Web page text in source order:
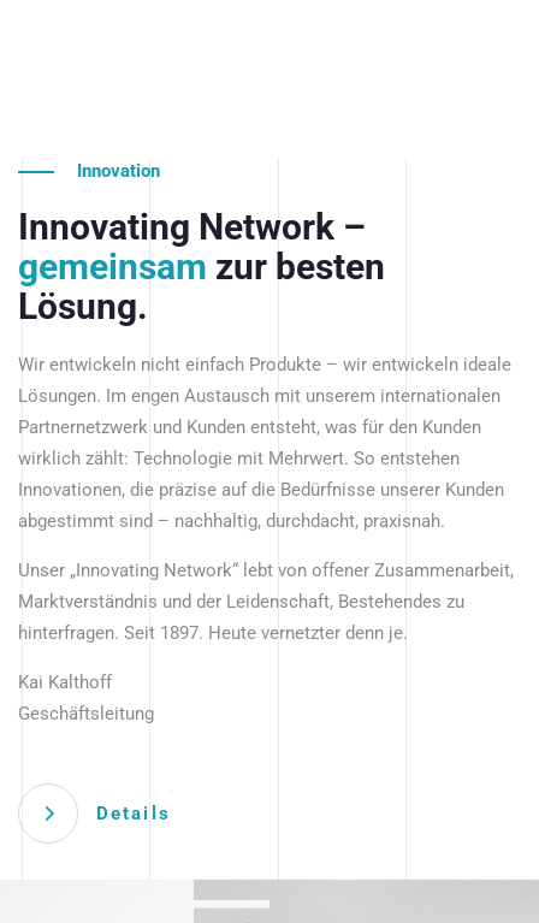
Innovation
Innovating Network –
gemeinsam zur besten
Lösung.
Wir entwickeln nicht einfach Produkte – wir entwickeln ideale
Lösungen. Im engen Austausch mit unserem internationalen
Partnernetzwerk und Kunden entsteht, was für den Kunden
wirklich zählt: Technologie mit Mehrwert. So entstehen
Innovationen, die präzise auf die Bedürfnisse unserer Kunden
abgestimmt sind – nachhaltig, durchdacht, praxisnah.
Unser „Innovating Network“ lebt von offener Zusammenarbeit,
Marktverständnis und der Leidenschaft, Bestehendes zu
hinterfragen. Seit 1897. Heute vernetzter denn je.
Kai Kalthoff
Geschäftsleitung
Details